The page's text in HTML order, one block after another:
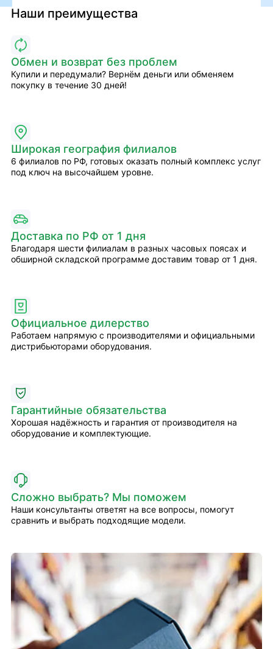
Наши преимущества
Обмен и возврат без проблем
Купили и передумали? Вернём деньги или обменяем
покупку в течение 30 дней!
Широкая география филиалов
6 филиалов по РФ, готовых оказать полный комплекс услуг
под ключ на высочайшем уровне.
Доставка по РФ от 1 дня
Благодаря шести филиалам в разных часовых поясах и
обширной складской программе доставим товар от 1 дня.
Официальное дилерство
Работаем напрямую с производителями и официальными
дистрибьюторами оборудования.
Гарантийные обязательства
Хорошая надёжность и гарантия от производителя на
оборудование и комплектующие.
Сложно выбрать? Мы поможем
Наши консультанты ответят на все вопросы, помогут
сравнить и выбрать подходящие модели.